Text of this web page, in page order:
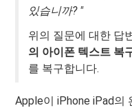
있습니까? "
위의 질문에 대한 답
의 아이폰 텍스트 복
를 복구합니다.
Apple이 iPhone iPad의